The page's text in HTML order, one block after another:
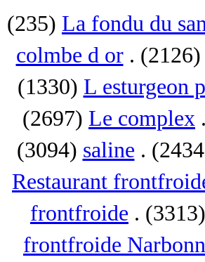
(235) La fondu du
colmbe d or. (2126)
(1330) L esturgeon
(2697) Le complex
(3094) saline .
Restaurant
frontfroide . (3313)
frontfroide